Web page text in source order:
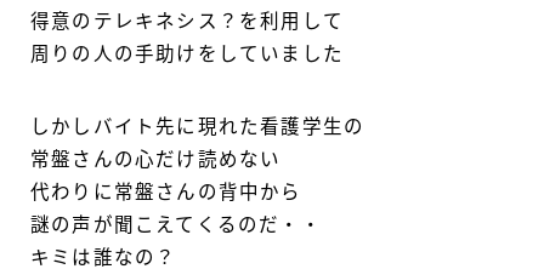
得意のテレキネシス？を利用して
周りの人の手助けをしていました
しかしバイト先に現れた看護学生の
常盤さんの心だけ読めない
代わりに常盤さんの背中から
謎の声が聞こえてくるのだ・・
キミは誰なの？